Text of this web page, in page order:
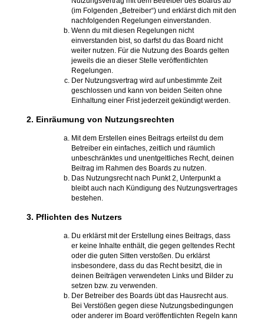
(im Folgenden „Betreiber“) und erklärst dich mit den
nachfolgenden Regelungen einverstanden.
Wenn du mit diesen Regelungen nicht
einverstanden bist, so darfst du das Board nicht
weiter nutzen. Für die Nutzung des Boards gelten
jeweils die an dieser Stelle veröffentlichten
Regelungen.
Der Nutzungsvertrag wird auf unbestimmte Zeit
geschlossen und kann von beiden Seiten ohne
Einhaltung einer Frist jederzeit gekündigt werden.
2. Einräumung von Nutzungsrechten
Mit dem Erstellen eines Beitrags erteilst du dem
Betreiber ein einfaches, zeitlich und räumlich
unbeschränktes und unentgeltliches Recht, deinen
Beitrag im Rahmen des Boards zu nutzen.
Das Nutzungsrecht nach Punkt 2, Unterpunkt a
bleibt auch nach Kündigung des Nutzungsvertrages
bestehen.
3. Pflichten des Nutzers
Du erklärst mit der Erstellung eines Beitrags, dass
er keine Inhalte enthält, die gegen geltendes Recht
oder die guten Sitten verstoßen. Du erklärst
insbesondere, dass du das Recht besitzt, die in
deinen Beiträgen verwendeten Links und Bilder zu
setzen bzw. zu verwenden.
Der Betreiber des Boards übt das Hausrecht aus.
Bei Verstößen gegen diese Nutzungsbedingungen
oder anderer im Board veröffentlichten Regeln kann